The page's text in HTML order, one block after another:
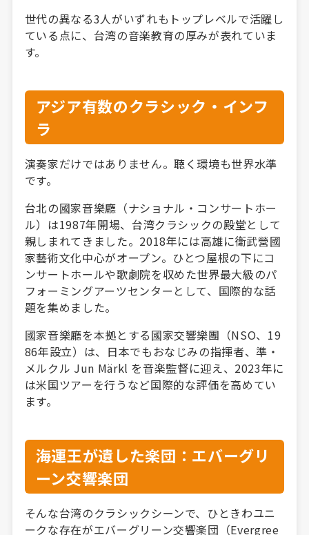
世代の異なる3人がいずれもトップレベルで活躍し
ている点に、台湾の音楽教育の厚みが表れていま
す。
アジア有数のクラシック・インフ
ラ
演奏家だけではありません。聴く環境も世界水準
です。
台北の國家音樂廳（ナショナル・コンサートホー
ル）は1987年開場、台湾クラシックの殿堂として
親しまれてきました。2018年には高雄に衛武營國
家藝術文化中心がオープン。ひとつ屋根の下にコ
ンサートホールや歌劇院を収めた世界最大級のパ
フォーミングアーツセンターとして、国際的な話
題を集めました。
國家音樂廳を本拠とする國家交響樂團（NSO、19
86年設立）は、日本でもおなじみの指揮者、準・
メルクル Jun Märkl を音楽監督に迎え、2023年に
は米国ツアーを行うなど国際的な評価を高めてい
ます。
海運王が遺した楽団：エバーグリ
ーン交響楽団
そんな台湾のクラシックシーンで、ひときわユニ
ークな存在がエバーグリーン交響楽団（Evergree